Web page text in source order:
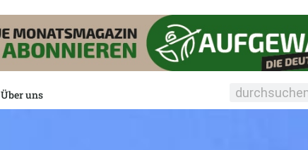
Über uns